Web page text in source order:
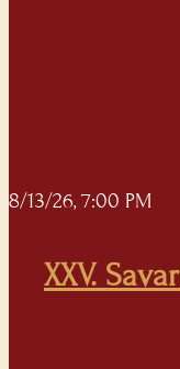
8/13/26, 7:00 PM
XXV.